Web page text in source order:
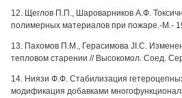
12. Щеглов П.П., Шароварников А.Ф.
полимерных материалов при пожаре.-М.-
13. Пахомов П.М., Герасимова JI.C.
тепловом старении // Высокомол. Соед.
14. Ниязи Ф.Ф. Стабилизация
модификация добавками